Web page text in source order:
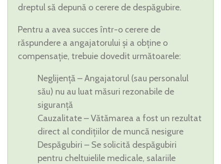
dreptul să depună o cerere de despăgubire.
Pentru a avea succes într-o cerere de
răspundere a angajatorului și a obține o
compensație, trebuie dovedit următoarele:
Neglijență – Angajatorul (sau personalul
său) nu au luat măsuri rezonabile de
siguranță
Cauzalitate – Vătămarea a fost un rezultat
direct al condițiilor de muncă nesigure
Despăgubiri – Se solicită despăgubiri
pentru cheltuielile medicale, salariile